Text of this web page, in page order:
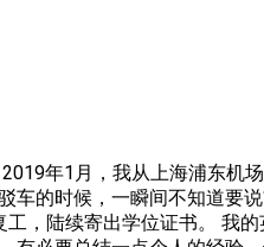
年1月，我从上海浦东
的时候，一瞬间不知道要
，陆续寄出学位证书。 我